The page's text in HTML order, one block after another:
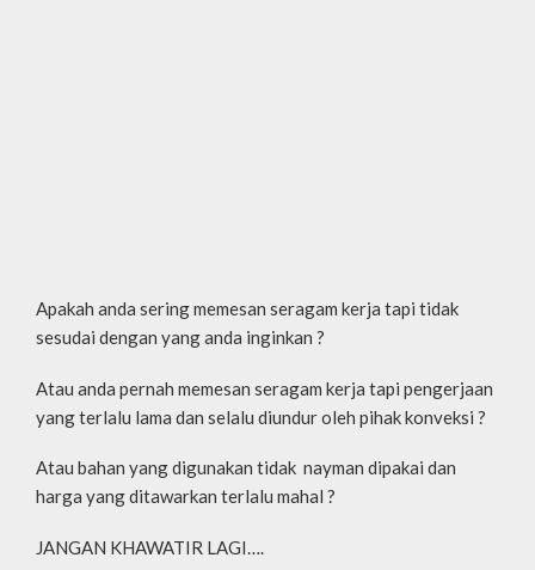
Apakah anda sering memesan seragam kerja tapi tidak
sesudai dengan yang anda inginkan ?
Atau anda pernah memesan seragam kerja tapi pengerjaan
yang terlalu lama dan selalu diundur oleh pihak konveksi ?
Atau bahan yang digunakan tidak nayman dipakai dan
harga yang ditawarkan terlalu mahal ?
JANGAN KHAWATIR LAGI….